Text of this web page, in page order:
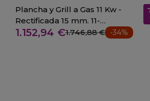
Plancha y Grill a Gas 11 Kw -
Rectificada 15 mm. 11-
100FRYGRBN
1.152,94 €1.746,88 € -34%